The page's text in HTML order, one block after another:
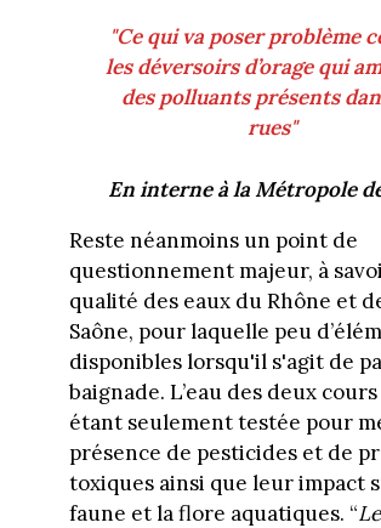
"Ce qui va poser problème
les déversoirs d’orage qui
des polluants présents
rues"
En interne à la Métropole
Reste néanmoins un point de
questionnement majeur, à
qualité des eaux du Rhône et
Saône, pour laquelle peu
disponibles lorsqu'il s'agit de
baignade. L’eau des deux cours
étant seulement testée pour
présence de pesticides et de
toxiques ainsi que leur impact
faune et la flore aquatiques. “